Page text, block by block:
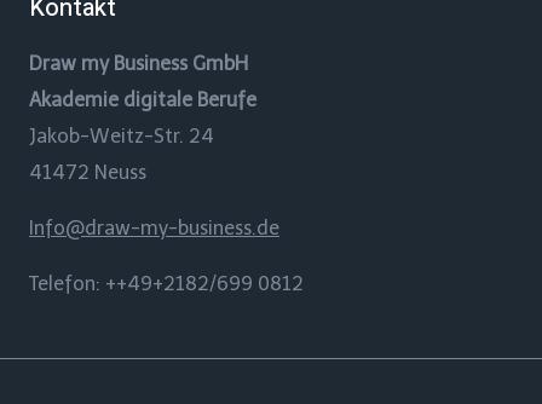
Kontakt
Draw my Business GmbH
Akademie digitale Berufe
Jakob-Weitz-Str. 24
41472 Neuss
Info@draw-my-business.de
Telefon: ++49+2182/699 0812